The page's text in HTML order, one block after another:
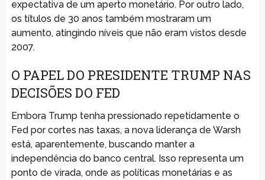
expectativa de um aperto monetário. Por outro lado,
os títulos de 30 anos também mostraram um
aumento, atingindo níveis que não eram vistos desde
2007.
O PAPEL DO PRESIDENTE TRUMP NAS
DECISÕES DO FED
Embora Trump tenha pressionado repetidamente o
Fed por cortes nas taxas, a nova liderança de Warsh
está, aparentemente, buscando manter a
independência do banco central. Isso representa um
ponto de virada, onde as políticas monetárias e as